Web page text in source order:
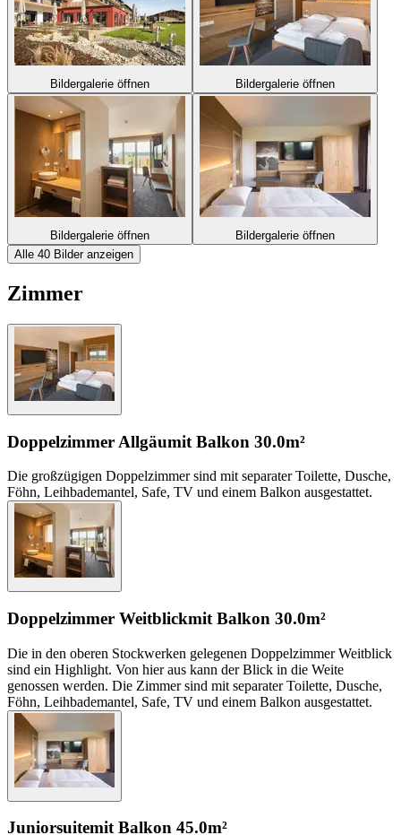
Bildergalerie öffnen Bildergalerie öffnen
Bildergalerie öffnen
Bildergalerie öffnen
Alle 40 Bilder anzeigen
Zimmer
Doppelzimmer Allgäumit Balkon 30.0m²
Die großzügigen Doppelzimmer sind mit separater Toilette, Dusche,
Föhn, Leihbademantel, Safe, TV und einem Balkon ausgestattet.
Doppelzimmer Weitblickmit Balkon 30.0m²
Die in den oberen Stockwerken gelegenen Doppelzimmer Weitblick
sind ein Highlight. Von hier aus kann der Blick in die Weite
genossen werden. Die Zimmer sind mit separater Toilette, Dusche,
Föhn, Leihbademantel, Safe, TV und einem Balkon ausgestattet.
Juniorsuitemit Balkon 45.0m²